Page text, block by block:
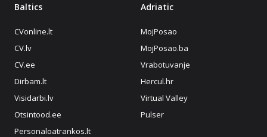
Baltics
CVonline.lt
CV.lv
CV.ee
Dirbam.lt
Visidarbi.lv
Otsintood.ee
Personaloatrankos.lt
Adriatic
MojPosao
MojPosao.ba
Vrabotuvanje
Hercul.hr
Virtual Valley
Pulser